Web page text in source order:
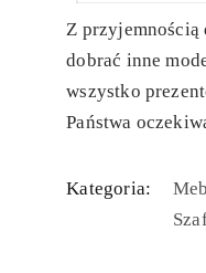
Z przyjemnością
dobrać inne
wszystko
Państwa
Kategoria: